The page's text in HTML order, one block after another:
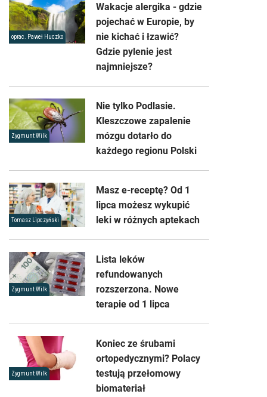
oprac. Paweł Huczko
Wakacje alergika - gdzie
pojechać w Europie, by
nie kichać i łzawić?
Gdzie pylenie jest
najmniejsze?
Zygmunt Wilk
Nie tylko Podlasie.
Kleszczowe zapalenie
mózgu dotarło do
każdego regionu Polski
Tomasz Lipczyński
Masz e-receptę? Od 1
lipca możesz wykupić
leki w różnych aptekach
Zygmunt Wilk
Lista leków
refundowanych
rozszerzona. Nowe
terapie od 1 lipca
Zygmunt Wilk
Koniec ze śrubami
ortopedycznymi? Polacy
testują przełomowy
biomateriał